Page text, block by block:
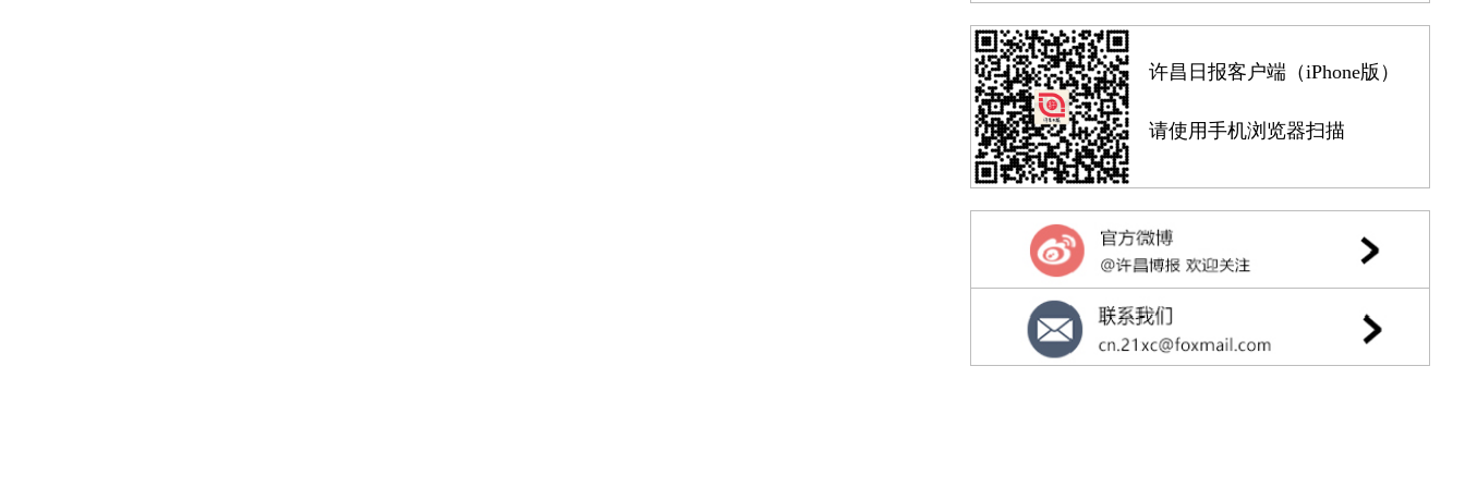
许昌日报客户端（iPhone版）
请使用手机浏览器扫描